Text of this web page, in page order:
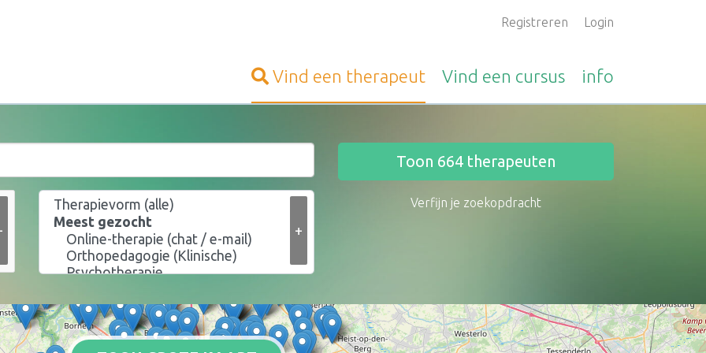
Registreren Login
Vind een therapeut Vind een cursus info
+
Toon 664 therapeuten
Verfijn je zoekopdracht